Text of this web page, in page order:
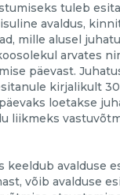
tuleb
avaldus,
mille alusel
arvates
päevast.
kirjalikult
loetakse
liikmeks
keeldub avalduse
võib avalduse